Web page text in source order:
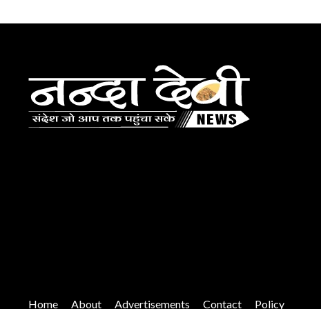
Home About Advertisements Contact Policy